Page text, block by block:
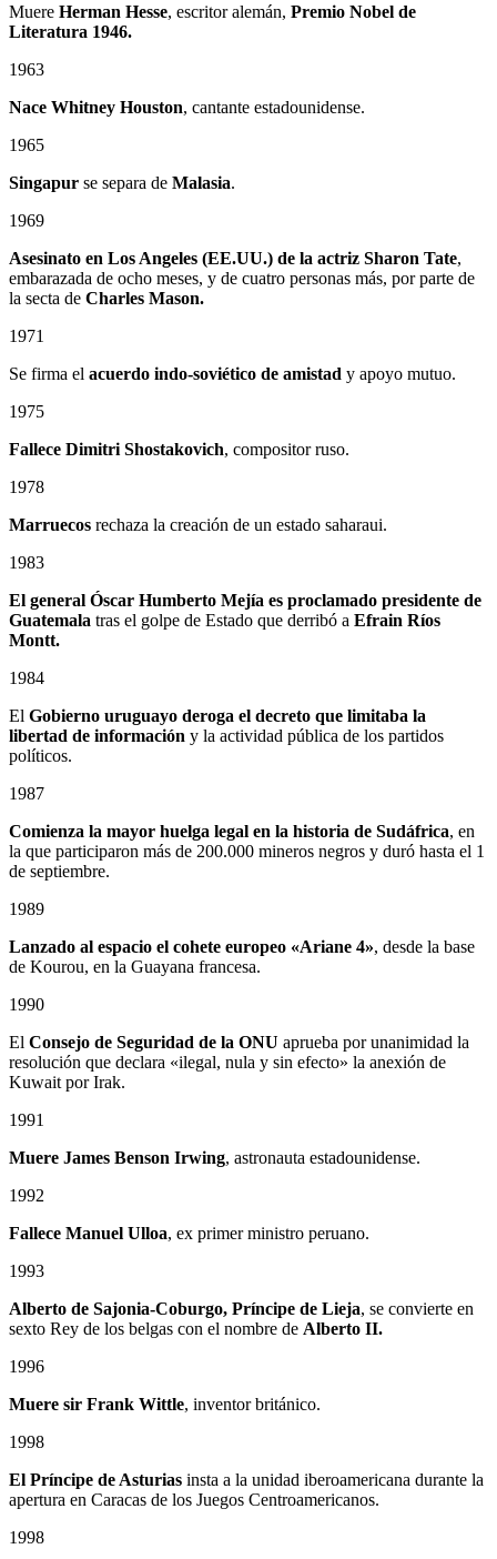
Muere Herman Hesse, escritor alemán, Premio Nobel de
Literatura 1946.
1963
Nace Whitney Houston, cantante estadounidense.
1965
Singapur se separa de Malasia.
1969
Asesinato en Los Angeles (EE.UU.) de la actriz Sharon Tate,
embarazada de ocho meses, y de cuatro personas más, por parte de
la secta de Charles Mason.
1971
Se firma el acuerdo indo-soviético de amistad y apoyo mutuo.
1975
Fallece Dimitri Shostakovich, compositor ruso.
1978
Marruecos rechaza la creación de un estado saharaui.
1983
El general Óscar Humberto Mejía es proclamado presidente de
Guatemala tras el golpe de Estado que derribó a Efrain Ríos
Montt.
1984
El Gobierno uruguayo deroga el decreto que limitaba la
libertad de información y la actividad pública de los partidos
políticos.
1987
Comienza la mayor huelga legal en la historia de Sudáfrica, en
la que participaron más de 200.000 mineros negros y duró hasta el 1
de septiembre.
1989
Lanzado al espacio el cohete europeo «Ariane 4», desde la base
de Kourou, en la Guayana francesa.
1990
El Consejo de Seguridad de la ONU aprueba por unanimidad la
resolución que declara «ilegal, nula y sin efecto» la anexión de
Kuwait por Irak.
1991
Muere James Benson Irwing, astronauta estadounidense.
1992
Fallece Manuel Ulloa, ex primer ministro peruano.
1993
Alberto de Sajonia-Coburgo, Príncipe de Lieja, se convierte en
sexto Rey de los belgas con el nombre de Alberto II.
1996
Muere sir Frank Wittle, inventor británico.
1998
El Príncipe de Asturias insta a la unidad iberoamericana durante la
apertura en Caracas de los Juegos Centroamericanos.
1998